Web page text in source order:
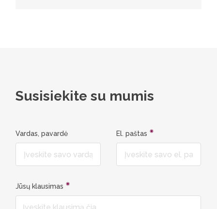
Susisiekite su mumis
Vardas, pavardė El. paštas
Jūsų klausimas